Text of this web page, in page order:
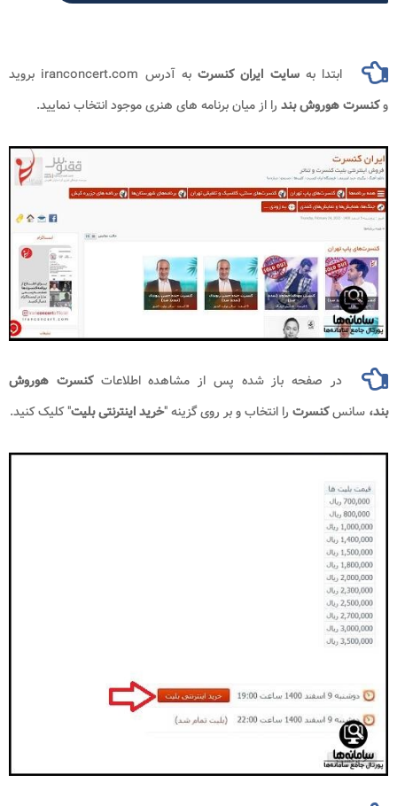
ابتدا بهسایت ایران کنسرت
به آدرس iranconcert.com بروید
وکنسرت هوروش بند را از میان برنامه های هنری موجود انتخاب نمایید.
در صفحه باز شده پس از مشاهده اطلاعاتکنسرت هوروش
بند، سانسکنسرت را انتخاب و بر روی گزینه "خرید اینترنتی بلیت" کلیک کنید.